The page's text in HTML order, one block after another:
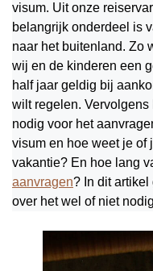
visum. Uit onze
belangrijk onderdeel is
naar het buitenland. Zo
wij en de kinderen een
half jaar geldig bij
wilt regelen.
nodig voor het
visum en hoe weet je of
vakantie? En hoe lang
aanvragen? In dit
over het wel of niet